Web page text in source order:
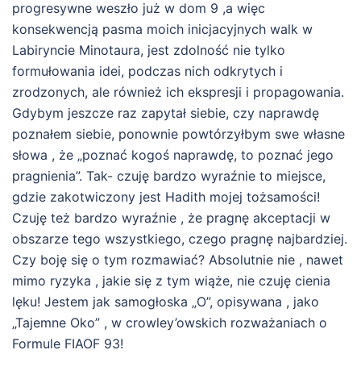
progresywne weszło już w dom 9 ,a więc
konsekwencją pasma moich inicjacyjnych walk w
Labiryncie Minotaura, jest zdolność nie tylko
formułowania idei, podczas nich odkrytych i
zrodzonych, ale również ich ekspresji i propagowania.
Gdybym jeszcze raz zapytał siebie, czy naprawdę
poznałem siebie, ponownie powtórzyłbym swe własne
słowa , że „poznać kogoś naprawdę, to poznać jego
pragnienia”. Tak- czuję bardzo wyraźnie to miejsce,
gdzie zakotwiczony jest Hadith mojej tożsamości!
Czuję też bardzo wyraźnie , że pragnę akceptacji w
obszarze tego wszystkiego, czego pragnę najbardziej.
Czy boję się o tym rozmawiać? Absolutnie nie , nawet
mimo ryzyka , jakie się z tym wiąże, nie czuję cienia
lęku! Jestem jak samogłoska „O”, opisywana , jako
„Tajemne Oko” , w crowley’owskich rozważaniach o
Formule FIAOF 93!